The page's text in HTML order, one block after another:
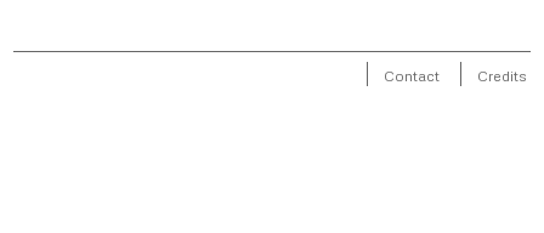
Contact Credits